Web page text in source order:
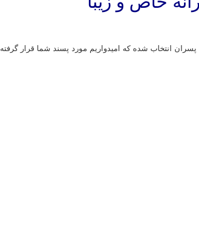
انتخاب شده که امیدواریم مورد پسند شما قرار گرفته